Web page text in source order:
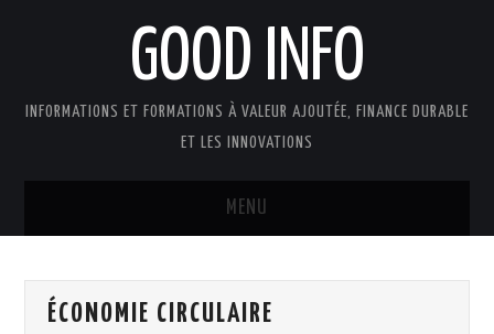
GOOD INFO
INFORMATIONS ET FORMATIONS À VALEUR AJOUTÉE, FINANCE DURABLE
ET LES INNOVATIONS
MENU
GOOD INFO DANS LA PRESSE
ÉCONOMIE CIRCULAIRE